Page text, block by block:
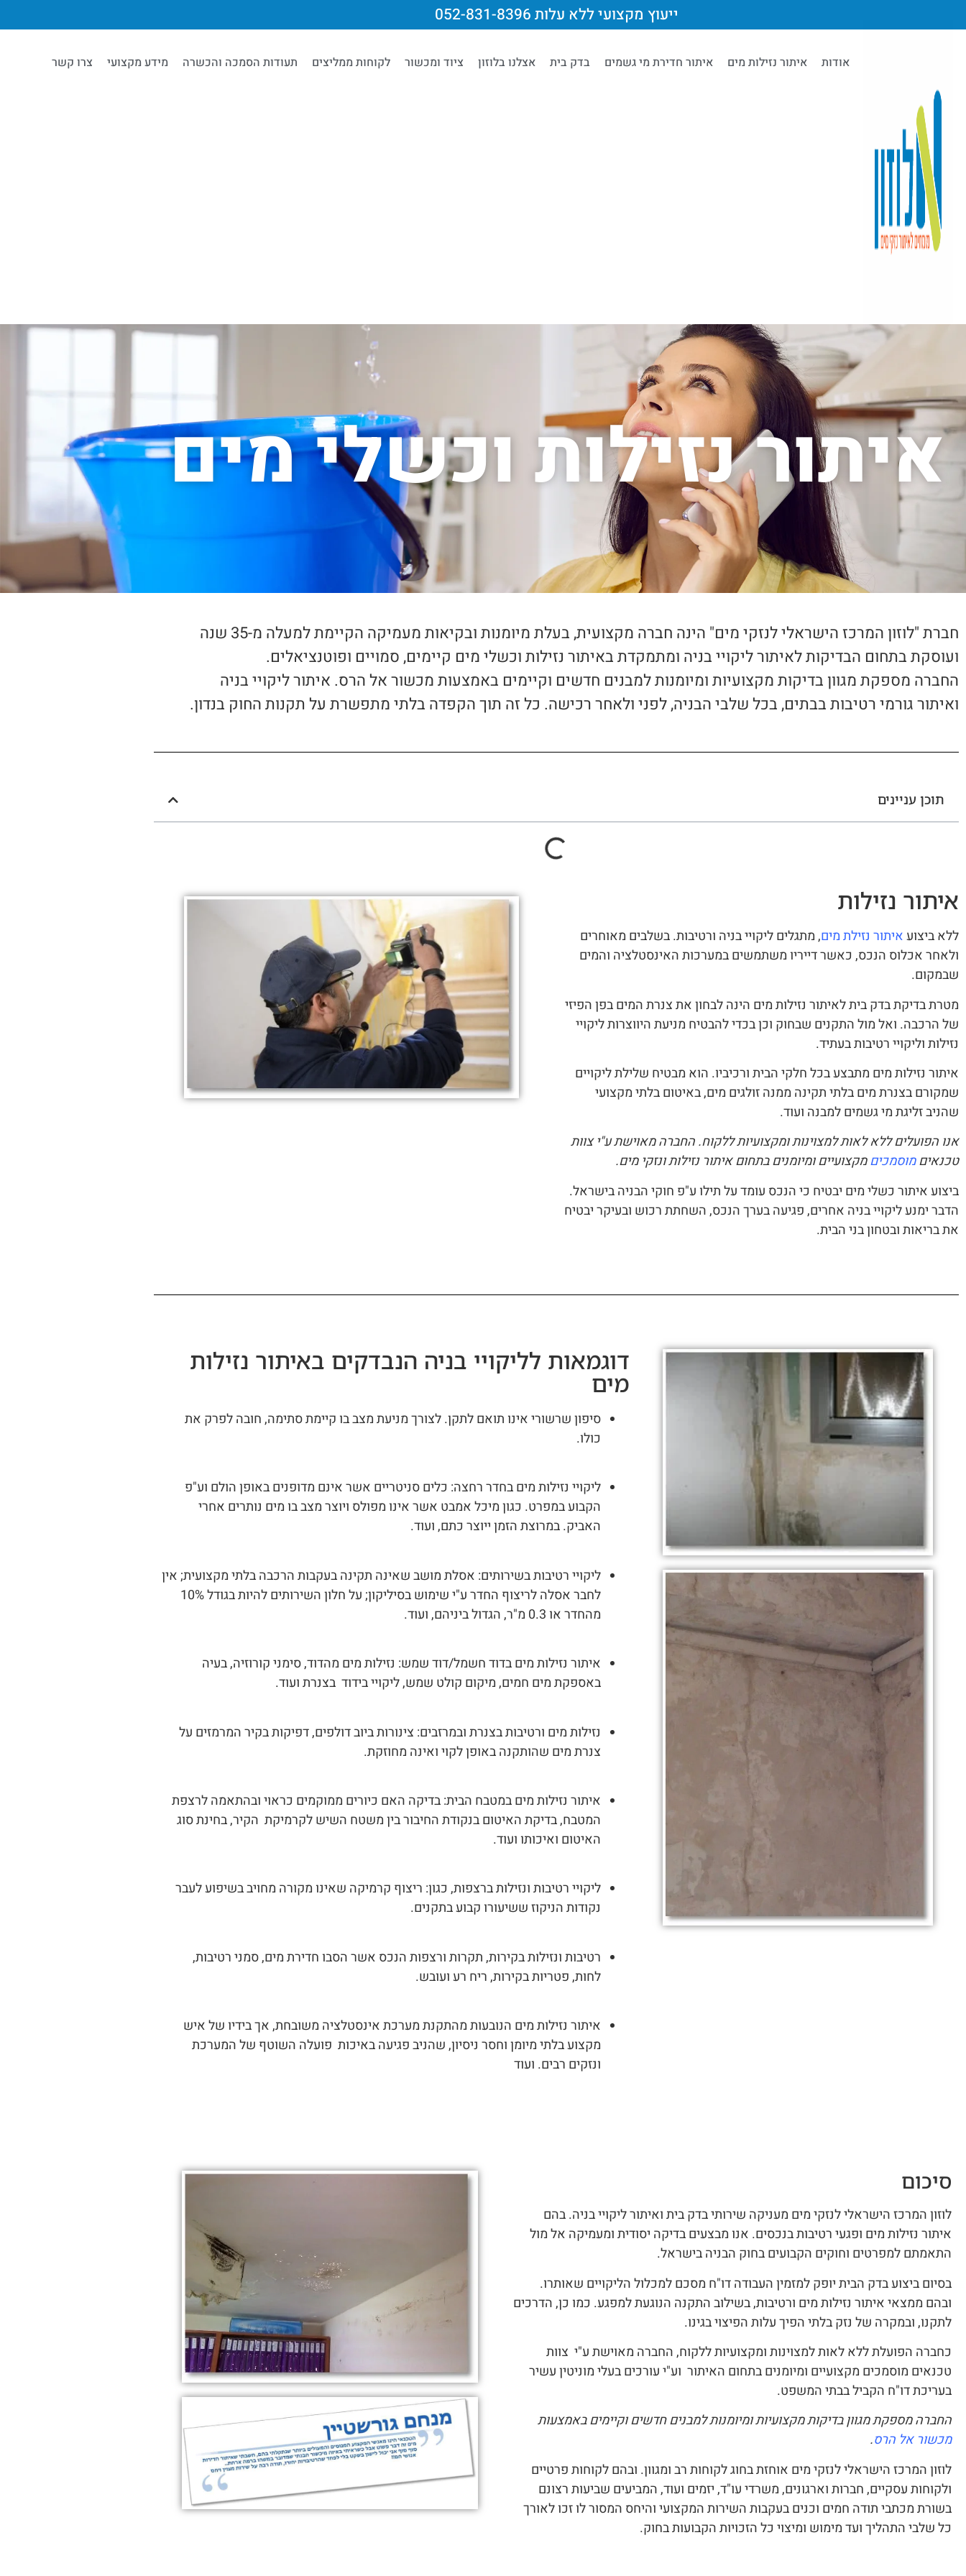
ייעוץ מקצועי ללא עלות 052-831-8396
אודות איתור נזילות מים איתור חדירת מי גשמים בדק בית אצלנו בלוזון ציוד ומכשור לקוחות ממליצים תעודות הסמכה והכשרה מידע מקצועי צרו קשר
איתור נזילות וכשלי מים
חברת "לוזון המרכז הישראלי לנזקי מים" הינה חברה מקצועית, בעלת מיומנות ובקיאות מעמיקה הקיימת למעלה מ-35 שנה
ועוסקת בתחום הבדיקות לאיתור ליקויי בניה ומתמקדת באיתור נזילות וכשלי מים קיימים, סמויים ופוטנציאלים.
החברה מספקת מגוון בדיקות מקצועיות ומיומנות למבנים חדשים וקיימים באמצעות מכשור אל הרס. איתור ליקויי בניה
ואיתור גורמי רטיבות בבתים, בכל שלבי הבניה, לפני ולאחר רכישה. כל זה תוך הקפדה בלתי מתפשרת על תקנות החוק בנדון.
תוכן עניינים
איתור נזילות
ללא ביצועאיתור נזילת מים, מתגלים ליקויי בניה ורטיבות. בשלבים מאוחרים
ולאחר אכלוס הנכס, כאשר דייריו משתמשים במערכות האינסטלציה והמים
שבמקום.
מטרת בדיקת בדק בית לאיתור נזילות מים הינה לבחון את צנרת המים בפן הפיזי
של הרכבה. ואל מול התקנים שבחוק וכן בכדי להבטיח מניעת היווצרות ליקויי
נזילות וליקויי רטיבות בעתיד.
איתור נזילות מים מתבצע בכל חלקי הבית ורכיביו. הוא מבטיח שלילת ליקויים
שמקורם בצנרת מים בלתי תקינה ממנה זולגים מים, באיטום בלתי מקצועי
שהניב זליגת מי גשמים למבנה ועוד.
אנו הפועלים ללא לאות למצוינות ומקצועיות ללקוח. החברה מאוישת ע"י צוות
טכנאיםמוסמכיםמקצועיים ומיומנים בתחום איתור נזילות ונזקי מים.
ביצוע איתור כשלי מים יבטיח כי הנכס עומד על תילו ע"פ חוקי הבניה בישראל.
הדבר ימנע ליקויי בניה אחרים, פגיעה בערך הנכס, השחתת רכוש ובעיקר יבטיח
את בריאות ובטחון בני הבית.
דוגמאות לליקויי בניה הנבדקים באיתור נזילות
מים
סיפון שרשורי אינו תואם לתקן. לצורך מניעת מצב בו קיימת סתימה, חובה לפרק את
כולו.
ליקויי נזילות מים בחדר רחצה: כלים סניטריים אשר אינם מדופנים באופן הולם וע"פ
הקבוע במפרט. כגון מיכל אמבט אשר אינו מפולס ויוצר מצב בו מים נותרים אחרי
האביק. במרוצת הזמן ייוצר כתם, ועוד.
ליקויי רטיבות בשירותים: אסלת מושב שאינה תקינה בעקבות הרכבה בלתי מקצועית; אין
לחבר אסלה לריצוף החדר ע"י שימוש בסיליקון; על חלון השירותים להיות בגודל 10%
מהחדר או 0.3 מ"ר, הגדול ביניהם, ועוד.
איתור נזילות מים בדוד חשמל/דוד שמש: נזילות מים מהדוד, סימני קורוזיה, בעיה
באספקת מים חמים, מיקום קולט שמש, ליקויי בידוד בצנרת ועוד.
נזילות מים ורטיבות בצנרת ובמרזבים: צינורות ביוב דולפים, דפיקות בקיר המרמזים על
צנרת מים שהותקנה באופן לקוי ואינה מחוזקת.
איתור נזילות מים במטבח הבית: בדיקה האם כיורים ממוקמים כראוי ובהתאמה לרצפת
המטבח, בדיקת האיטום בנקודת החיבור בין משטח השיש לקרמיקת הקיר, בחינת סוג
האיטום ואיכותו ועוד.
ליקויי רטיבות ונזילות ברצפות, כגון: ריצוף קרמיקה שאינו מקורה מחויב בשיפוע לעבר
נקודות הניקוז ששיעורו קבוע בתקנים.
רטיבות ונזילות בקירות, תקרות ורצפות הנכס אשר הסבו חדירת מים, סמני רטיבות,
לחות, פטריות בקירות, ריח רע ועובש.
איתור נזילות מים הנובעות מהתקנת מערכת אינסטלציה משובחת, אך בידיו של איש
מקצוע בלתי מיומן וחסר ניסיון, שהניב פגיעה באיכות פועלה השוטף של המערכת
ונזקים רבים. ועוד
סיכום
לוזון המרכז הישראלי לנזקי מים מעניקה שירותי בדק בית ואיתור ליקויי בניה. בהם
איתור נזילות מים ופגעי רטיבות בנכסים. אנו מבצעים בדיקה יסודית ומעמיקה אל מול
התאמתם למפרטים וחוקים הקבועים בחוק הבניה בישראל.
בסיום ביצוע בדק הבית יופק למזמין העבודה דו"ח מסכם למכלול הליקויים שאותרו.
ובהם ממצאי איתור נזילות מים ורטיבות, בשילוב התקנה הנוגעת למפגע. כמו כן, הדרכים
לתקנו, ובמקרה של נזק בלתי הפיך עלות הפיצוי בגינו.
כחברה הפועלת ללא לאות למצוינות ומקצועיות ללקוח, החברה מאוישת ע"י צוות
טכנאים מוסמכים מקצועיים ומיומנים בתחום האיתור וע"י עורכים בעלי מוניטין עשיר
בעריכת דו"ח הקביל בבתי המשפט.
החברה מספקת מגוון בדיקות מקצועיות ומיומנות למבנים חדשים וקיימים באמצעות
מכשור אל הרס.
לוזון המרכז הישראלי לנזקי מים אוחזת בחוג לקוחות רב ומגוון. ובהם לקוחות פרטיים
ולקוחות עסקיים, חברות וארגונים, משרדי עו"ד, יזמים ועוד, המביעים שביעות רצונם
בשורת מכתבי תודה חמים וכנים בעקבות השירות המקצועי והיחס המסור לו זכו לאורך
כל שלבי התהליך ועד מימוש ומיצוי כל הזכויות הקבועות בחוק.